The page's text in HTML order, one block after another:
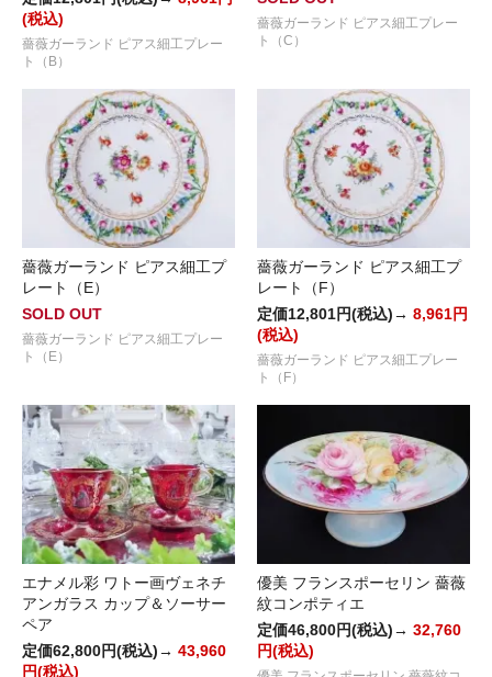
(税込)
薔薇ガーランド ピアス細工プレー
ト（B）
薔薇ガーランド ピアス細工プレー
ト（C）
薔薇ガーランド ピアス細工プ
レート（E）
SOLD OUT
薔薇ガーランド ピアス細工プレー
ト（E）
薔薇ガーランド ピアス細工プ
レート（F）
定価12,801円(税込)→ 8,961円
(税込)
薔薇ガーランド ピアス細工プレー
ト（F）
エナメル彩 ワトー画ヴェネチ
アンガラス カップ＆ソーサー
ペア
定価62,800円(税込)→ 43,960
円(税込)
優美 フランスポーセリン 薔薇
紋コンポティエ
定価46,800円(税込)→ 32,760
円(税込)